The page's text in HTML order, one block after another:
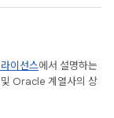
이선스에서 설명하는
Oracle 계열사의 상